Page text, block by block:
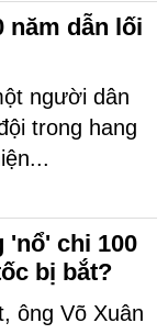
năm dẫn lối
người dân
trong hang
'nổ' chi 100
bị bắt?
ông Võ Xuân